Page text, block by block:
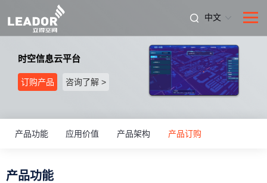
中文
时空信息云平台
订购产品 咨询了解 >
产品功能 应用价值 产品架构 产品订购
产品功能